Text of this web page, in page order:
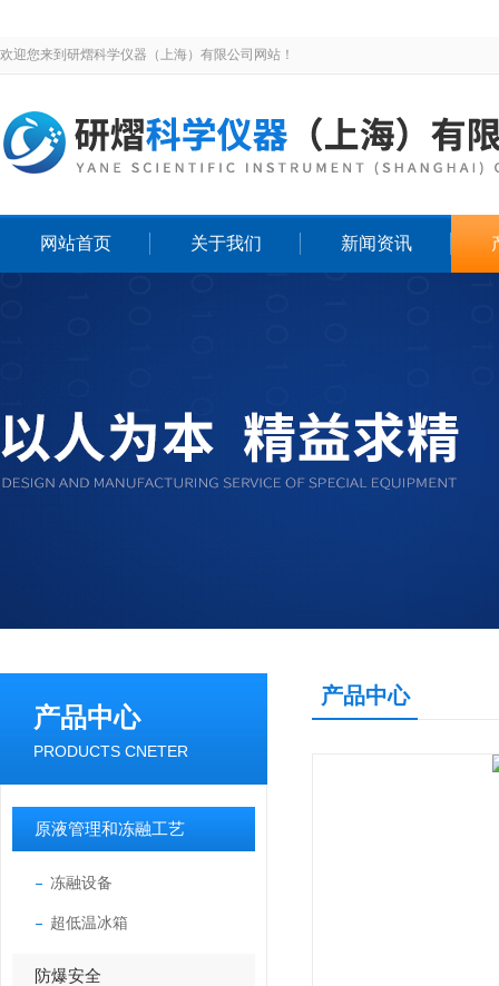
欢迎您来到研熠科学仪器（上海）有限公司网站！
网站首页 关于我们 新闻资讯
产品中心
PRODUCTS CNETER
原液管理和冻融工艺
冻融设备
超低温冰箱
防爆安全
产品中心